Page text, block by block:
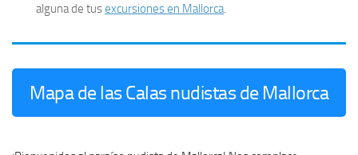
alguna de tusexcursiones en Mallorca.
Mapa de las Calas nudistas de Mallorca